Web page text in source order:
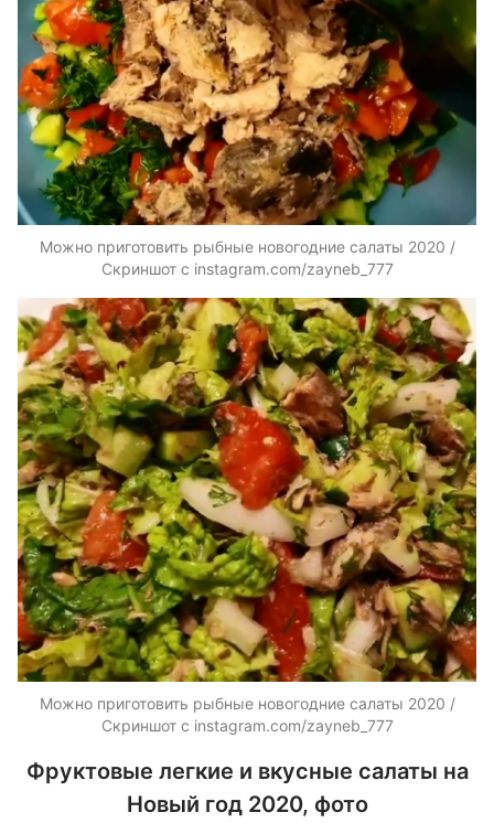
Можно приготовить рыбные новогодние салаты 2020 /
Скриншот с instagram.com/zayneb_777
Можно приготовить рыбные новогодние салаты 2020 /
Скриншот с instagram.com/zayneb_777
Фруктовые легкие и вкусные салаты на
Новый год 2020, фото